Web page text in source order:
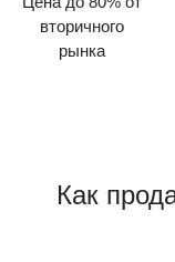
вторичного
рынка
Как